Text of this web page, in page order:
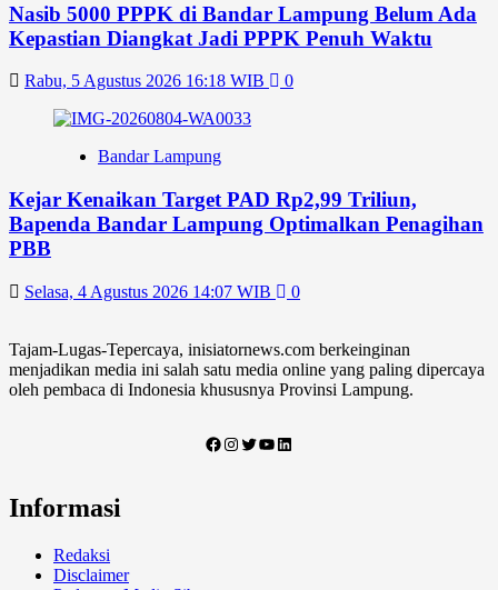
Nasib 5000 PPPK di Bandar Lampung Belum Ada
Kepastian Diangkat Jadi PPPK Penuh Waktu
Rabu, 5 Agustus 2026 16:18 WIB 0
Bandar Lampung
Kejar Kenaikan Target PAD Rp2,99 Triliun,
Bapenda Bandar Lampung Optimalkan Penagihan
PBB
Selasa, 4 Agustus 2026 14:07 WIB 0
Tajam-Lugas-Tepercaya, inisiatornews.com berkeinginan
menjadikan media ini salah satu media online yang paling dipercaya
oleh pembaca di Indonesia khususnya Provinsi Lampung.
Facebook Instagram Twitter YouTube LinkedIn
Informasi
Redaksi
Disclaimer